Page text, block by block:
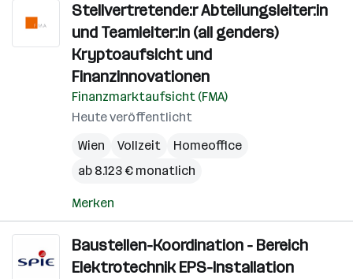
Stellvertretende:r Abteilungsleiter:in
und Teamleiter:in (all genders)
Kryptoaufsicht und
Finanzinnovationen
Finanzmarktaufsicht (FMA)
Heute veröffentlicht
Wien
Vollzeit
Homeoffice
ab 8.123 € monatlich
Merken
Baustellen-Koordination - Bereich
Elektrotechnik EPS-Installation